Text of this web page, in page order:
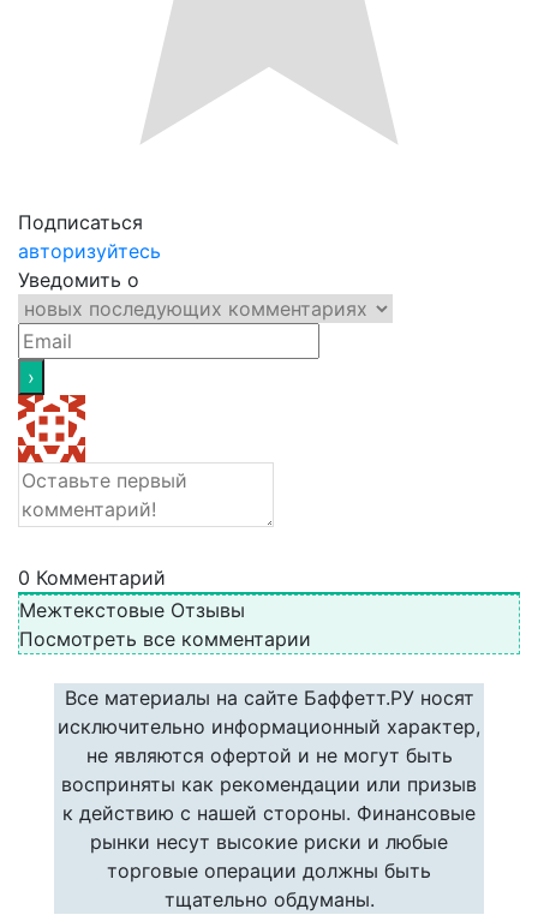
Подписаться
авторизуйтесь
Уведомить о
0 Комментарий
Межтекстовые Отзывы
Посмотреть все комментарии
Все материалы на сайте Баффетт.РУ носят
исключительно информационный характер,
не являются офертой и не могут быть
восприняты как рекомендации или призыв
к действию с нашей стороны. Финансовые
рынки несут высокие риски и любые
торговые операции должны быть
тщательно обдуманы.